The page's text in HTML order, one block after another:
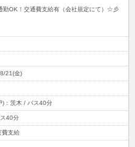
勤OK！交通費支給有（会社規定にて）☆彡
21(金)
)：茨木 / バス40分
40分
費支給